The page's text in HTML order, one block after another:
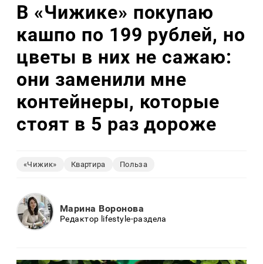
В «Чижике» покупаю
кашпо по 199 рублей, но
цветы в них не сажаю:
они заменили мне
контейнеры, которые
стоят в 5 раз дороже
«Чижик» Квартира Польза
Марина Воронова
Редактор lifestyle-раздела